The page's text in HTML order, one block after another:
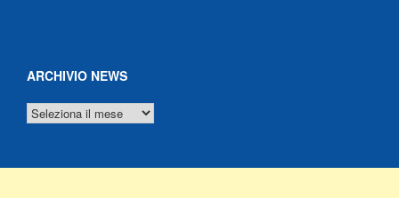
ARCHIVIO NEWS
ARCHIVIO
NEWS